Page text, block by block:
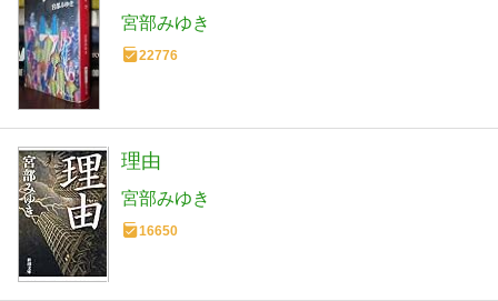
宮部みゆき
22776
理由
宮部みゆき
16650